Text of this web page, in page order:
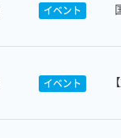
イベント
イベント